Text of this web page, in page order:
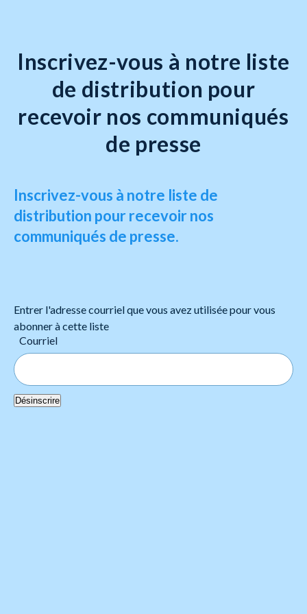
Inscrivez-vous à notre liste
de distribution pour
recevoir nos communiqués
de presse
Inscrivez-vous à notre liste de
distribution pour recevoir nos
communiqués de presse.
Entrer l'adresse courriel que vous avez utilisée pour vous
abonner à cette liste
Courriel